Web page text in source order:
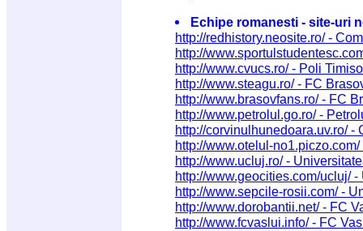
Echipe romanesti - site-uri
http://redhistory.neosite.ro/ -
http://
http://www.cvucs.ro/ - Poli
http://www.steagu.ro/ - FC
http://www.brasovfans.ro/ - FC
http://www.petrolul.go.ro/ -
http://corvinulhunedoara.uv.ro/ -
http://www.otelul-
http://www.ucluj.ro/ -
http://www.geocities.com/ucluj/
http://www.sepcile-rosii.com/ -
http://www.dorobantii.net/ - FC
http://www.fcvaslui.info/ - FC